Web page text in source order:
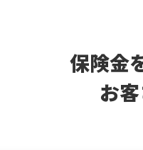
保険金
お